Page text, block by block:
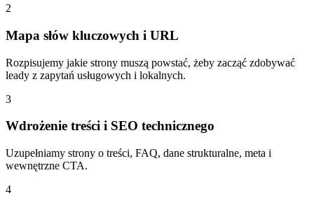
2
Mapa słów kluczowych i URL
Rozpisujemy jakie strony muszą powstać, żeby zacząć zdobywać
leady z zapytań usługowych i lokalnych.
3
Wdrożenie treści i SEO technicznego
Uzupełniamy strony o treści, FAQ, dane strukturalne, meta i
wewnętrzne CTA.
4